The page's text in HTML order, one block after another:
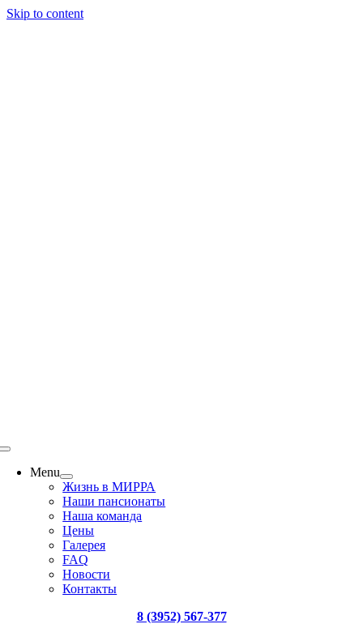
Skip to content
Menu
Жизнь в МИРРА
Наши пансионаты
Наша команда
Цены
Галерея
FAQ
Новости
Контакты
8 (3952) 567-377